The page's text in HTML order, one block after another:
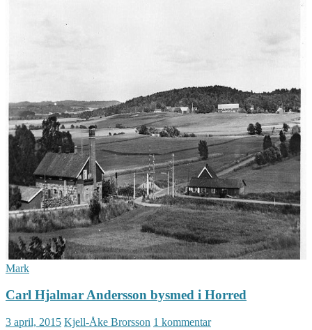
Mark
Carl Hjalmar Andersson bysmed i Horred
3 april, 2015 Kjell-Åke Brorsson 1 kommentar